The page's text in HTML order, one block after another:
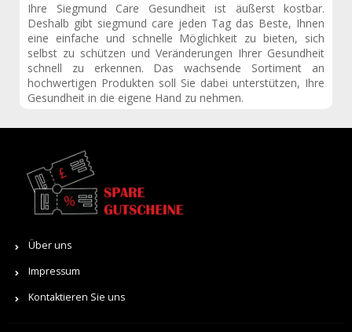
Ihre Siegmund Care Gesundheit ist äußerst kostbar.
Deshalb gibt siegmund care jeden Tag das Beste, Ihnen
eine einfache und schnelle Möglichkeit zu bieten, sich
selbst zu schützen und Veränderungen Ihrer Gesundheit
schnell zu erkennen. Das wachsende Sortiment an
hochwertigen Produkten soll Sie dabei unterstützen, Ihre
Gesundheit in die eigene Hand zu nehmen.
Über uns
Impressum
Kontaktieren Sie uns